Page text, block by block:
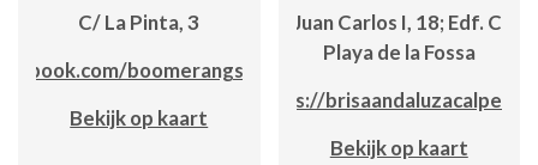
C/ La Pinta, 3
boomerangsteakhouse
Bekijk op kaart
Avda. Juan Carlos I, 18; Edf.
Playa de la Fossa
https://
Bekijk op kaart